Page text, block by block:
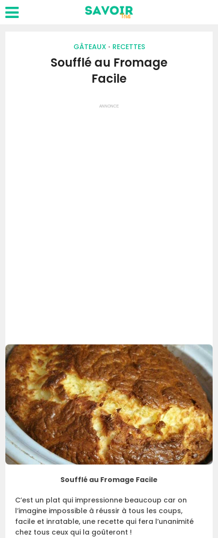
GÂTEAUX • RECETTES
Soufflé au Fromage
Facile
ANNONCE
Soufflé au Fromage Facile
C’est un plat qui impressionne beaucoup car on
l’imagine impossible à réussir à tous les coups,
facile et inratable, une recette qui fera l’unanimité
chez tous ceux qui la goûteront !